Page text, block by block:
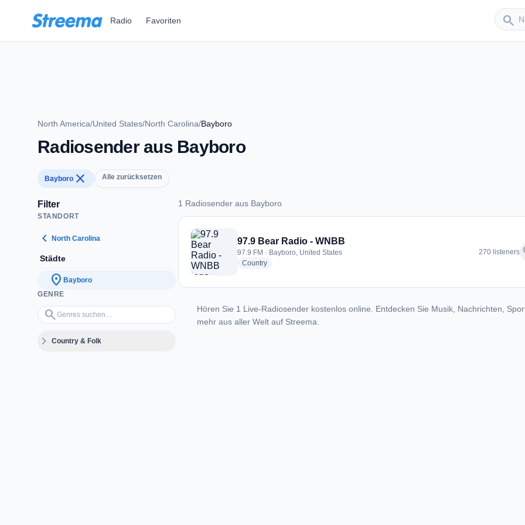
Radio Favoriten search
Sender
North America/United States/North Carolina/Bayboro
Radiosender aus Bayboro
Bayboro close Alle zurücksetzen
Filter
STANDORT
chevron_left North Carolina
Städte
location_on Bayboro
GENRE
search
Genres suchen…
expand_moreCountry & Folk
1 Radiosender aus Bayboro
1 Radiosender aus Bayboro
97.9 Bear Radio - WNBB
97.9 FM · Bayboro, United States
Countryradio stations
270 listeners
Hören Sie 1 Live-Radiosender kostenlos online. Entdecken Sie Musik, Nachrichten,
mehr aus aller Welt auf Streema.